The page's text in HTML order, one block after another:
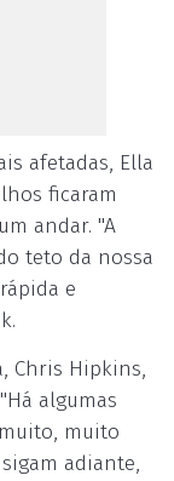
afetadas, Ella
ficaram
andar. "A
teto da nossa
e
Chris Hipkins,
algumas
muito
adiante,